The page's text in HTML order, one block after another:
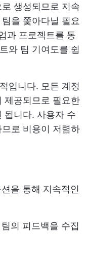
생성되므로 지속
을 쫓아다닐 필요
과 프로젝트를 동
와 팀 기여도를 쉽
입니다. 모든 계정
제공되므로 필요한
됩니다. 사용자 수
로 비용이 저렴하
을 통해 지속적인
의 피드백을 수집